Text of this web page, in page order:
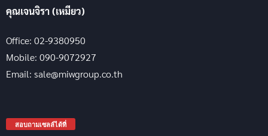
คุณเจนจิรา (เหมียว)
Office: 02-9380950
Mobile: 090-9072927
Email: sale@miwgroup.co.th
สอบถามเซลล์ได้ที่